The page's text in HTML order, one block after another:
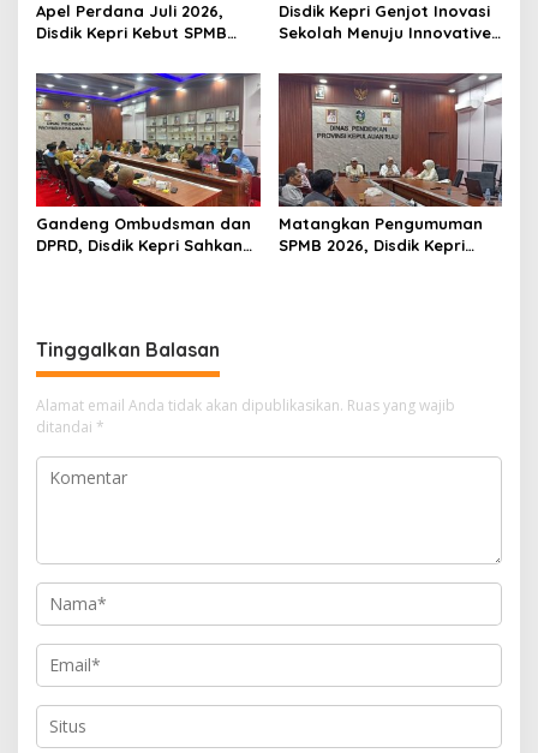
Apel Perdana Juli 2026,
Disdik Kepri Kebut SPMB
Disdik Kepri Genjot Inovasi
Sekolah Menuju Innovative
Gandeng Ombudsman dan
DPRD, Disdik Kepri Sahkan
Matangkan Pengumuman
SPMB 2026, Disdik Kepri
Tinggalkan Balasan
Alamat email Anda tidak akan dipublikasikan. Ruas yang wajib
ditandai *